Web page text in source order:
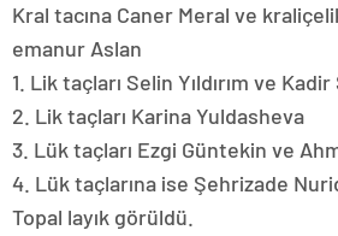
Kral tacına Caner Meral ve
emanur Aslan
1. Lik taçları Selin Yıldırım ve Kadir
2. Lik taçları Karina Yuldasheva
3. Lük taçları Ezgi Güntekin ve
4. Lük taçlarına ise Şehrizade
Topal layık görüldü.